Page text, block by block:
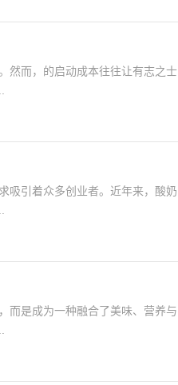
然而，的启动成本往往让有志之士
吸引着众多创业者。近年来，酸奶
而是成为一种融合了美味、营养与